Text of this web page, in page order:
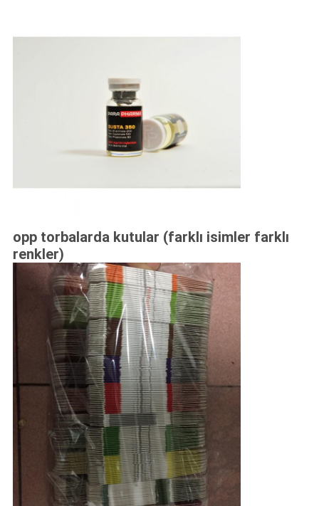
opp torbalarda kutular (farklı isimler farklı
renkler)